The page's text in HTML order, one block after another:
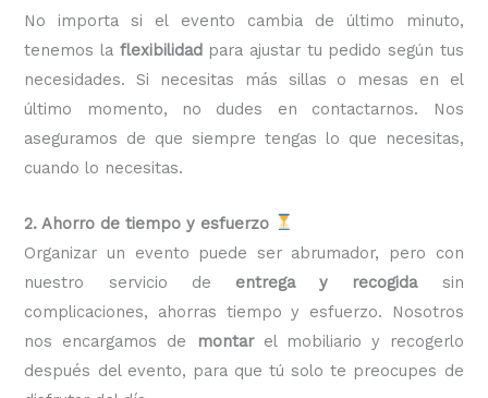
No importa si el evento cambia de último minuto,
tenemos la flexibilidadpara ajustar tu pedido según tus
necesidades. Si necesitas más sillas o mesas en el
último momento, no dudes en contactarnos. Nos
aseguramos de que siempre tengas lo que necesitas,
cuando lo necesitas.
2. Ahorro de tiempo y esfuerzo
Organizar un evento puede ser abrumador, pero con
nuestro servicio de entrega y recogidasin
complicaciones, ahorras tiempo y esfuerzo. Nosotros
nos encargamos de
montarel mobiliario y recogerlo
después del evento, para que tú solo te preocupes de